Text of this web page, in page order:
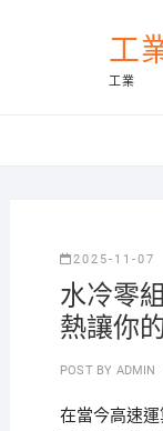
工
工業
2025-11-07
水冷零
熱讓你
POST BY ADMIN
在當今高速